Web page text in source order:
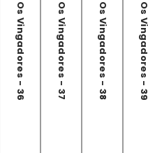
Os Vingadores - 36 Os Vingadores - 37 Os Vingadores - 38 Os Vingadores - 39